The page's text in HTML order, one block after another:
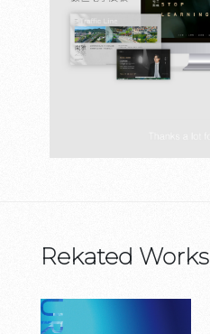
Rekated Works